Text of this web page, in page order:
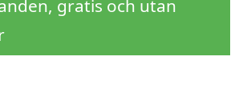
gratis och utan